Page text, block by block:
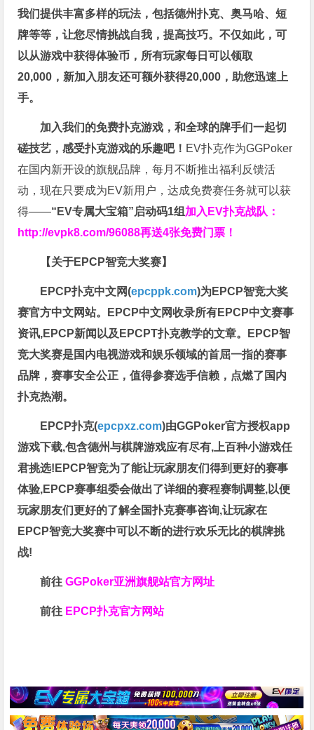
我们提供丰富多样的玩法，包括德州扑克、奥马哈、短
牌等等，让您尽情挑战自我，提高技巧。不仅如此，可
以从游戏中获得体验币，所有玩家每日可以领取
20,000，新加入朋友还可额外获得20,000，助您迅速上
手。
加入我们的免费扑克游戏，和全球的牌手们一起切
磋技艺，感受扑克游戏的乐趣吧！ EV扑克作为GGPoker
在国内新开设的旗舰品牌，每月不断推出福利反馈活
动，现在只要成为EV新用户，达成免费赛任务就可以获
得——“EV专属大宝箱”启动码1组 加入EV扑克战队：
http://evpk8.com/96088再送4张免费门票！
【关于EPCP智竞大奖赛】
EPCP扑克中文网(epcppk.com)为EPCP智竞大奖
赛官方中文网站。EPCP中文网收录所有EPCP中文赛事
资讯,EPCP新闻以及EPCPT扑克教学的文章。EPCP智
竞大奖赛是国内电视游戏和娱乐领域的首屈一指的赛事
品牌，赛事安全公正，值得参赛选手信赖，点燃了国内
扑克热潮。
EPCP扑克(epcpxz.com)由GGPoker官方授权app
游戏下载,包含德州与棋牌游戏应有尽有,上百种小游戏任
君挑选!EPCP智竞为了能让玩家朋友们得到更好的赛事
体验,EPCP赛事组委会做出了详细的赛程赛制调整,以便
玩家朋友们更好的了解全国扑克赛事咨询,让玩家在
EPCP智竞大奖赛中可以不断的进行欢乐无比的棋牌挑
战!
前往GGPoker亚洲旗舰站官方网址
前往 EPCP扑克官方网站